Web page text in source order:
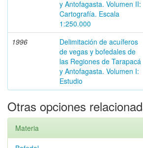
y Antofagasta. Volumen II:
Cartografía. Escala
1:250.000
1996
Delimitación de acuíferos
de vegas y bofedales de
las Regiones de Tarapacá
y Antofagasta. Volumen I:
Estudio
Otras opciones
Materia